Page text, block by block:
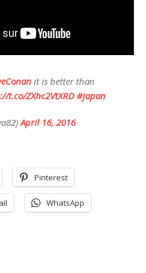
it is better than
t.co/ZXhc2VtXRD #japan
April 16, 2016
Pinterest
WhatsApp